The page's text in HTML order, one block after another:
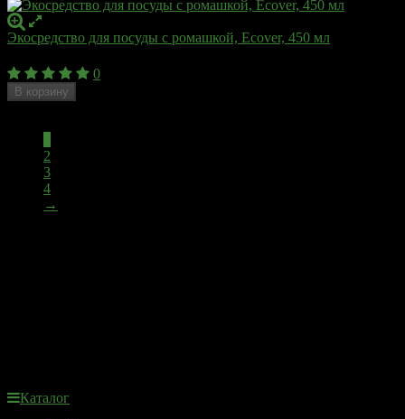
Экосредство для посуды с ромашкой, Ecover, 450 мл
0
В корзину
2
3
4
→
Каталог